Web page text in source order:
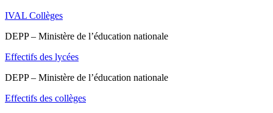
IVAL Collèges
DEPP – Ministère de l’éducation nationale
Effectifs des lycées
DEPP – Ministère de l’éducation nationale
Effectifs des collèges